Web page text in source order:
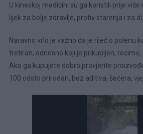
U kineskoj medicini su ga koristili prije više
lijek za bolje zdravlje, protiv starenja i za
Naravno vrlo je važno da je riječ o polenu
tretiran, odnosno koji je prikupljen,
Ako ga kupujete dobro provjerite
100 odsto prirodan, bez aditiva, šećera,